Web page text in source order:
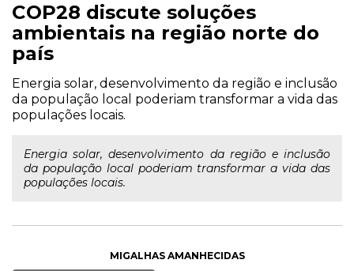
COP28 discute soluções
ambientais na região norte do
país
Energia solar, desenvolvimento da região e inclusão
da população local poderiam transformar a vida das
populações locais.
Energia solar, desenvolvimento da região e inclusão
da população local poderiam transformar a vida das
populações locais.
MIGALHAS AMANHECIDAS